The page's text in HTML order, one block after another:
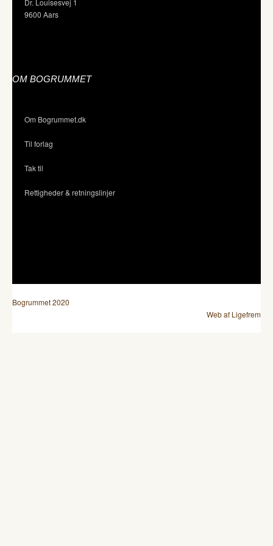
Dr. Louisesvej 1
9600 Aars
OM BOGRUMMET
Om Bogrummet.dk
Til forlag
Tak til
Rettigheder & retningslinjer
Bogrummet 2020
Web af Ligefrem